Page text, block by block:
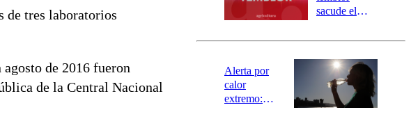
de tres laboratorios
de 2016 fueron
de la Central Nacional
mensajería
SAE
sacude el
revisa la
epicentro
Alerta por
calor
extremo: